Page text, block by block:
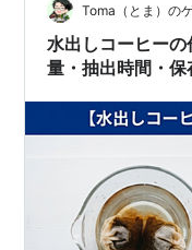
Toma（とま）の
水出しコーヒー
量・抽出時間・